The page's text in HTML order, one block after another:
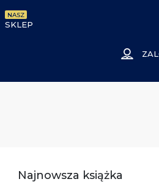
SKLEP
NASZ
Najnowsza książka